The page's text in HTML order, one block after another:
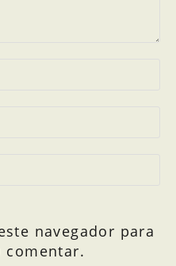
navegador para
comentar.